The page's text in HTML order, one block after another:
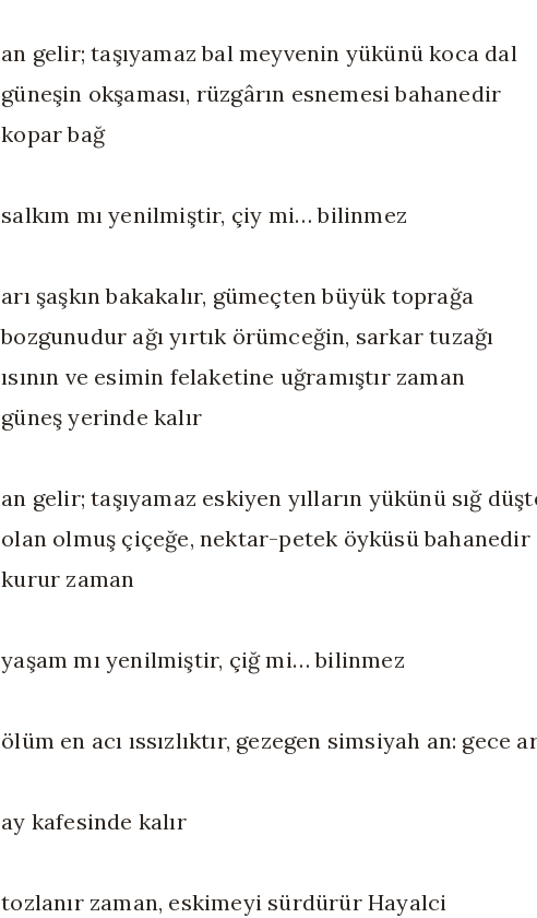
an gelir; taşıyamaz bal meyvenin yükünü koca dal
güneşin okşaması, rüzgârın esnemesi bahanedir
kopar bağ
salkım mı yenilmiştir, çiy mi… bilinmez
arı şaşkın bakakalır, gümeçten büyük toprağa
bozgunudur ağı yırtık örümceğin, sarkar tuzağı
ısının ve esimin felaketine uğramıştır zaman
güneş yerinde kalır
an gelir; taşıyamaz eskiyen yılların yükünü sığ
olan olmuş çiçeğe, nektar-petek öyküsü bahanedir
kurur zaman
yaşam mı yenilmiştir, çiğ mi… bilinmez
ölüm en acı ıssızlıktır, gezegen simsiyah an: gece
ay kafesinde kalır
tozlanır zaman, eskimeyi sürdürür Hayalci